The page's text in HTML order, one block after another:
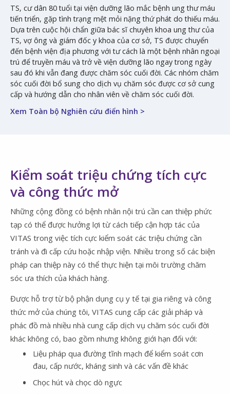
TS, cư dân 80 tuổi tại viện dưỡng lão mắc bệnh ung thư máu
tiến triển, gặp tình trạng mệt mỏi nặng thứ phát do thiếu máu.
Dựa trên cuộc hội chẩn giữa bác sĩ chuyên khoa ung thư của
TS, vợ ông và giám đốc y khoa của cơ sở, TS được chuyển
đến bệnh viện địa phương với tư cách là một bệnh nhân ngoại
trú để truyền máu và trở về viện dưỡng lão ngay trong ngày
sau đó khi vẫn đang được chăm sóc cuối đời. Các nhóm chăm
sóc cuối đời bổ sung cho dịch vụ chăm sóc được cơ sở cung
cấp và hướng dẫn cho nhân viên về chăm sóc cuối đời.
Xem Toàn bộ Nghiên cứu điển hình >
Kiểm soát triệu chứng tích cực
và công thức mở
Những cộng đồng có bệnh nhân nội trú cần can thiệp phức
tạp có thể được hưởng lợi từ cách tiếp cận hợp tác của
VITAS trong việc tích cực kiểm soát các triệu chứng cần
tránh và đi cấp cứu hoặc nhập viện. Nhiều trong số các biện
pháp can thiệp này có thể thực hiện tại môi trường chăm
sóc ưa thích của khách hàng.
Được hỗ trợ từ bộ phận dụng cụ y tế tại gia riêng và công
thức mở của chúng tôi, VITAS cung cấp các giải pháp và
phác đồ mà nhiều nhà cung cấp dịch vụ chăm sóc cuối đời
khác không có, bao gồm nhưng không giới hạn đối với:
Liệu pháp qua đường tĩnh mạch để kiểm soát cơn
đau, cấp nước, kháng sinh và các vấn đề khác
Chọc hút và chọc dò ngực